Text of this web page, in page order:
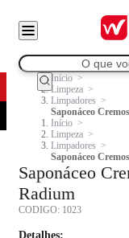
Início
Limpeza
Limpadores
Saponáceo
Início
Limpeza
Limpadores
Saponáceo
Saponáceo
Radium
CODIGO: 1023
Detalhes: